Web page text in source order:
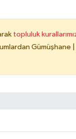
topluluk